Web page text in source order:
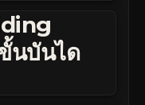
นบันได